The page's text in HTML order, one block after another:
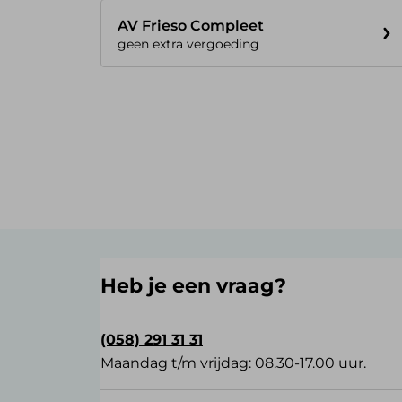
AV Frieso Compleet
geen extra vergoeding
Heb je een vraag?
(058) 291 31 31
Maandag t/m vrijdag: 08.30-17.00 uur.